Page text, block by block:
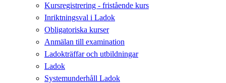
Kursregistrering - fristående kurs
Inriktningsval i Ladok
Obligatoriska kurser
Anmälan till examination
Ladokträffar och utbildningar
Ladok
Systemunderhåll Ladok